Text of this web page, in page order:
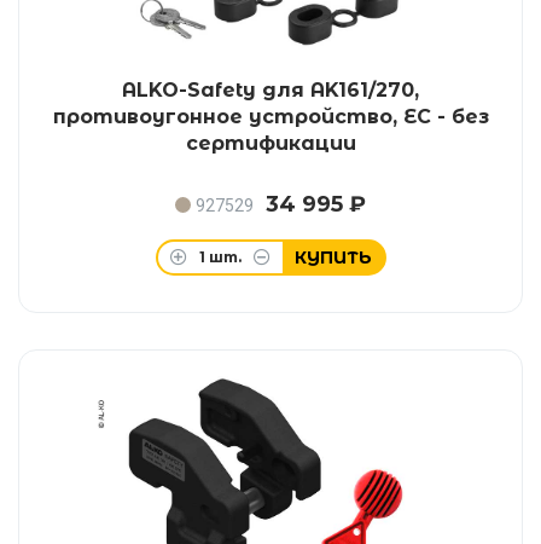
ALKO-Safety для AK161/270,
противоугонное устройство, ЕС - без
сертификации
927529 34 995 ₽
1 шт. КУПИТЬ